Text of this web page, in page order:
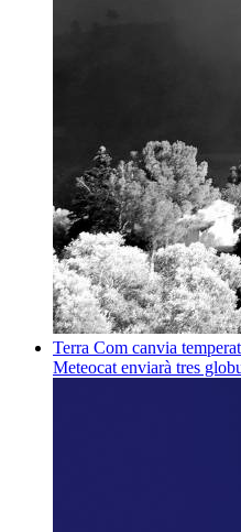
Terra Com canvia
Meteocat enviarà tres